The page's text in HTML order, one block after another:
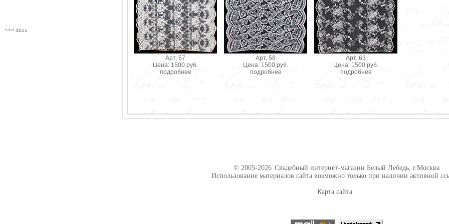
*-*-* 4box
Арт. 57
Цена: 1500 руб.
подробнее
Арт. 58
Цена: 1500 руб.
подробнее
Арт. 63
Цена: 1500 руб.
подробнее
© 2005-2026 Свадебный интернет-магазин Белый Лебедь, г.Москва
Использование материалов сайта возможно только при наличии активной
Карта сайта